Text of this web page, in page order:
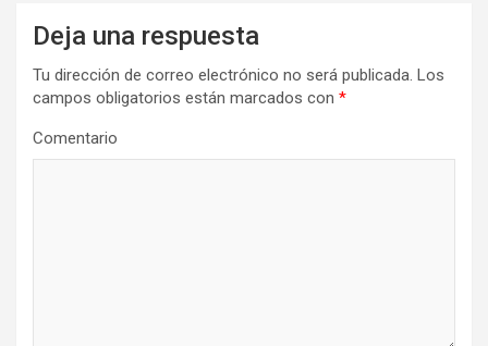
Deja una respuesta
Tu dirección de correo electrónico no será publicada. Los
campos obligatorios están marcados con *
Comentario